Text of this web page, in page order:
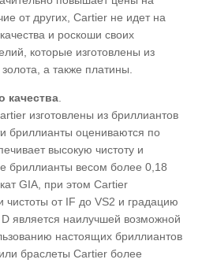
от других, Cartier не идет на
и роскоши своих
которые изготовлены из
а также платины.
качества
изготовлены из бриллиантов
бриллианты оцениваются по
высокую чистоту и
бриллианты весом более 0,18
GIA, при этом Cartier
чистоты от IF до VS2 и градацию
является наилучшей возможной
настоящих бриллиантов
браслеты Cartier более